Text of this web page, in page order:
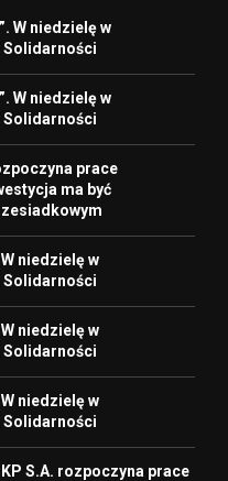
W niedzielę w
Solidarności
W niedzielę w
Solidarności
prace
ma być
niedzielę w
Solidarności
niedzielę w
Solidarności
niedzielę w
Solidarności
S.A. rozpoczyna prace